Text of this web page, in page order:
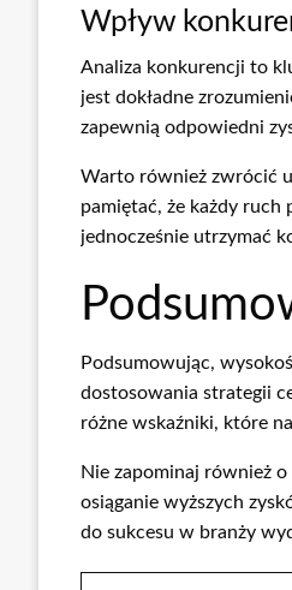
Wpływ
Analiza konkurencji to
jest dokładne
zapewnią odpowiedni
Warto również zwrócić
pamiętać, że każdy
jednocześnie utrzymać
Podsumowując,
dostosowania strategii
różne wskaźniki, które
Nie zapominaj również
osiąganie wyższych
do sukcesu w branży